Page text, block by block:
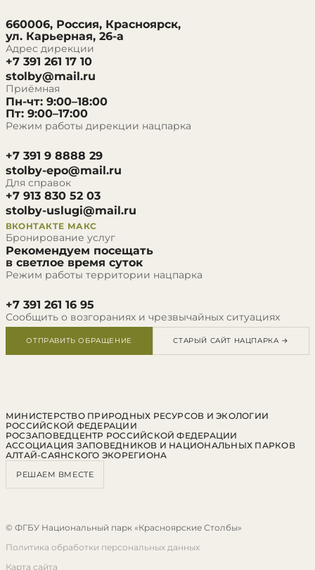
660006, Россия, Красноярск,
ул. Карьерная, 26-а
Адрес дирекции
+7 391 261 17 10
stolby@mail.ru
Приёмная
Пн-чт: 9:00–18:00
Пт: 9:00–17:00
Режим работы дирекции нацпарка
+7 391 9 8888 29
stolby-epo@mail.ru
Для справок
+7 913 830 52 03
stolby-uslugi@mail.ru
ВКОНТАКТЕ МАКС
Бронирование услуг
Рекомендуем посещать
в светлое время суток
Режим работы территории нацпарка
+7 391 261 16 95
Сообщить о возгораниях и чрезвычайных ситуациях
ОТПРАВИТЬ ОБРАЩЕНИЕ СТАРЫЙ САЙТ НАЦПАРКА →
МИНИСТЕРСТВО ПРИРОДНЫХ РЕСУРСОВ И ЭКОЛОГИИ
РОССИЙСКОЙ ФЕДЕРАЦИИ
РОСЗАПОВЕДЦЕНТР РОССИЙСКОЙ ФЕДЕРАЦИИ
АССОЦИАЦИЯ ЗАПОВЕДНИКОВ И НАЦИОНАЛЬНЫХ ПАРКОВ
АЛТАЙ-САЯНСКОГО ЭКОРЕГИОНА
РЕШАЕМ ВМЕСТЕ
© ФГБУ Национальный парк «Красноярские Столбы»
Политика обработки персональных данных
Карта сайта